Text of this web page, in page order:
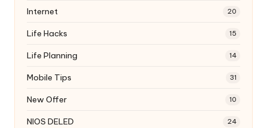
Internet 20
Life Hacks 15
Life Planning 14
Mobile Tips 31
New Offer 10
NIOS DELED 24